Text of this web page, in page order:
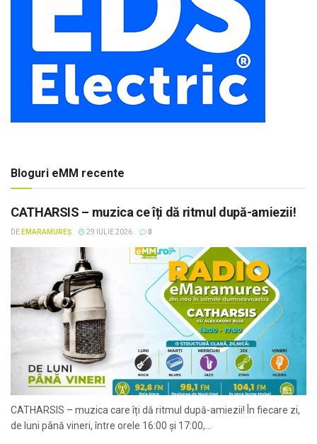
Bloguri eMM recente
CATHARSIS – muzica ce îți dă ritmul după-amiezii!
DE EMARAMUREȘ 29 IULIE 2026 0
CATHARSIS – muzica care îți dă ritmul după-amiezii! În fiecare zi,
de luni până vineri, între orele 16:00 și 17:00,...